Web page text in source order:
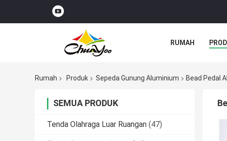
RUMAH
Rumah Produk Sepeda Gunung Aluminium Bead Pedal
SEMUA PRODUK
Tenda Olahraga Luar Ruangan (47)